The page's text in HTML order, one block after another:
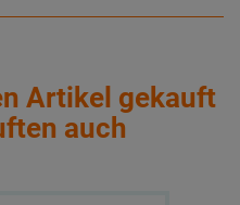
Artikel gekauft
auch